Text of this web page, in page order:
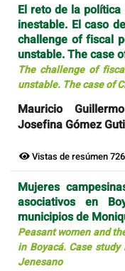
El reto de la
inestable. El caso
challenge of fiscal
unstable. The case
The challenge of
unstable. The case of
Mauricio
Josefina Gómez
Vistas de resúmen
Mujeres
asociativos en
municipios de
Peasant women and
in Boyacá. Case
Jenesano